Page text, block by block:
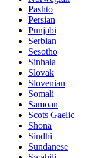
Pashto
Persian
Punjabi
Serbian
Sesotho
Sinhala
Slovak
Slovenian
Somali
Samoan
Scots Gaelic
Shona
Sindhi
Sundanese